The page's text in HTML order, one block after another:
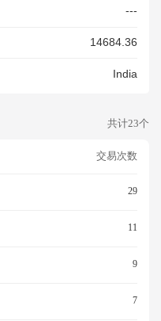
---
14684.36
India
共计23个
交易次数
29
11
9
7